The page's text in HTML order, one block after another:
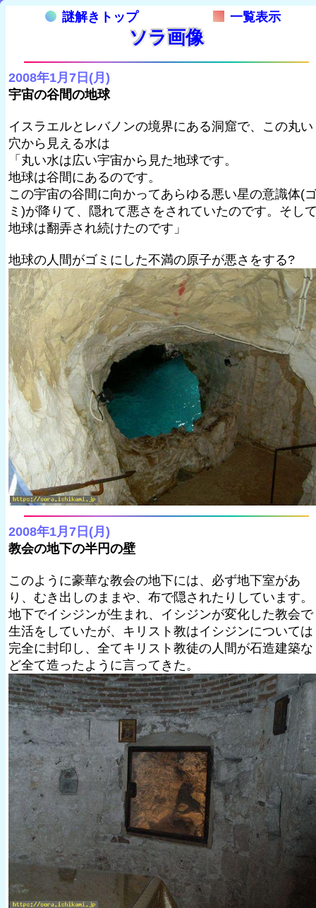
謎解きトップ 一覧表示
ソラ画像
2008年1月7日(月)
宇宙の谷間の地球
イスラエルとレバノンの境界にある洞窟で、この丸い
穴から見える水は
「丸い水は広い宇宙から見た地球です。
地球は谷間にあるのです。
この宇宙の谷間に向かってあらゆる悪い星の意識体(
ミ)が降りて、隠れて悪さをされていたのです。そし
地球は翻弄され続けたのです」
地球の人間がゴミにした不満の原子が悪さをする?
2008年1月7日(月)
教会の地下の半円の壁
このように豪華な教会の地下には、必ず地下室があ
り、むき出しのままや、布で隠されたりしています。
地下でイシジンが生まれ、イシジンが変化した教会で
生活をしていたが、キリスト教はイシジンについては
完全に封印し、全てキリスト教徒の人間が石造建築な
ど全て造ったように言ってきた。